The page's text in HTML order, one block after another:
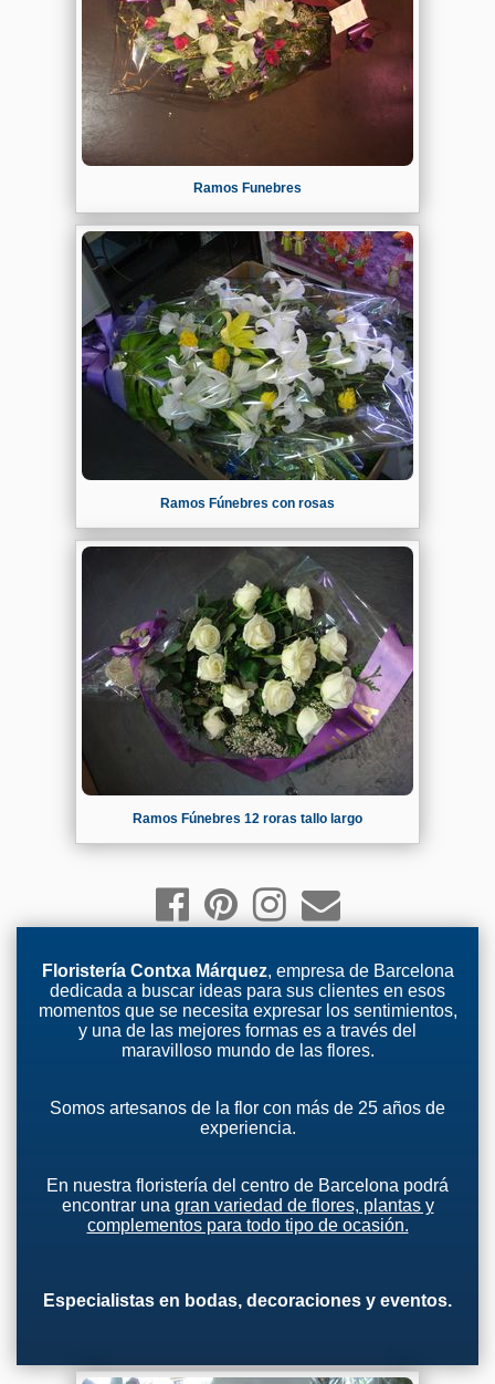
Ramos Funebres
Ramos Fúnebres con rosas
Ramos Fúnebres 12 roras tallo largo
Floristería Contxa Márquez, empresa de Barcelona
dedicada a buscar ideas para sus clientes en esos
momentos que se necesita expresar los sentimientos,
y una de las mejores formas es a través del
maravilloso mundo de las flores.
Somos artesanos de la flor con más de 25 años de
experiencia.
En nuestra floristería del centro de Barcelona podrá
encontrar una gran variedad de flores, plantas y
complementos para todo tipo de ocasión.
Especialistas en bodas, decoraciones y eventos.